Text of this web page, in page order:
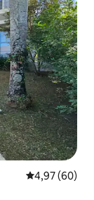
4,97 de uma
4,97 (60)